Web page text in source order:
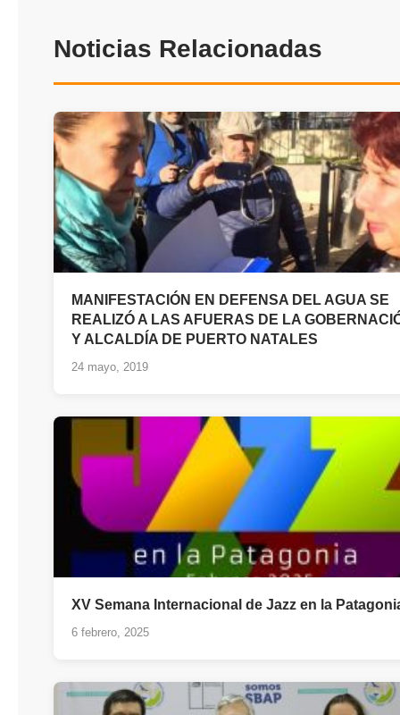
Noticias Relacionadas
MANIFESTACIÓN EN DEFENSA DEL AGUA SE
REALIZÓ A LAS AFUERAS DE LA
Y ALCALDÍA DE PUERTO NATALES
24 mayo, 2019
XV Semana Internacional de Jazz en la
6 febrero, 2025